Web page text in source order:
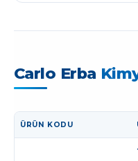
Carlo Erba
ÜRÜN KODU